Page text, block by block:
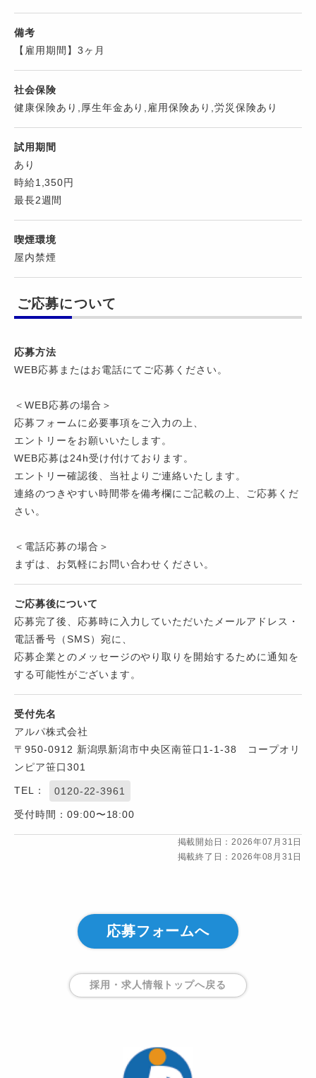
備考
【雇用期間】3ヶ月
社会保険
健康保険あり,厚生年金あり,雇用保険あり,労災保険あり
試用期間
あり
時給1,350円
最長2週間
喫煙環境
屋内禁煙
ご応募について
応募方法
WEB応募またはお電話にてご応募ください。
＜WEB応募の場合＞
応募フォームに必要事項をご入力の上、
エントリーをお願いいたします。
WEB応募は24h受け付けております。
エントリー確認後、当社よりご連絡いたします。
連絡のつきやすい時間帯を備考欄にご記載の上、ご応募くだ
さい。
＜電話応募の場合＞
まずは、お気軽にお問い合わせください。
ご応募後について
応募完了後、応募時に入力していただいたメールアドレス・
電話番号（SMS）宛に、
応募企業とのメッセージのやり取りを開始するために通知を
する可能性がございます。
受付先名
アルパ株式会社
〒950-0912 新潟県新潟市中央区南笹口1-1-38 コープオリ
ンピア笹口301
TEL： 0120-22-3961
受付時間：09:00〜18:00
掲載開始日：2026年07月31日
掲載終了日：2026年08月31日
応募フォームへ
採用・求人情報トップへ戻る